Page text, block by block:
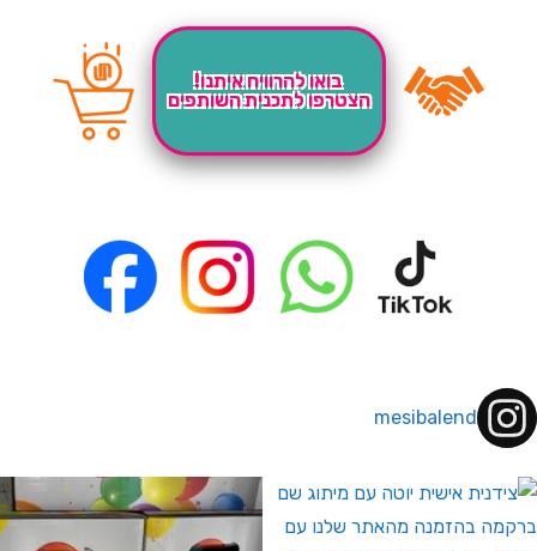
בואו להרוויח איתנו!
הצטרפו לתכנית השותפים
mesibalend
לחברי מועדון ומצטרפים חדשים🤍